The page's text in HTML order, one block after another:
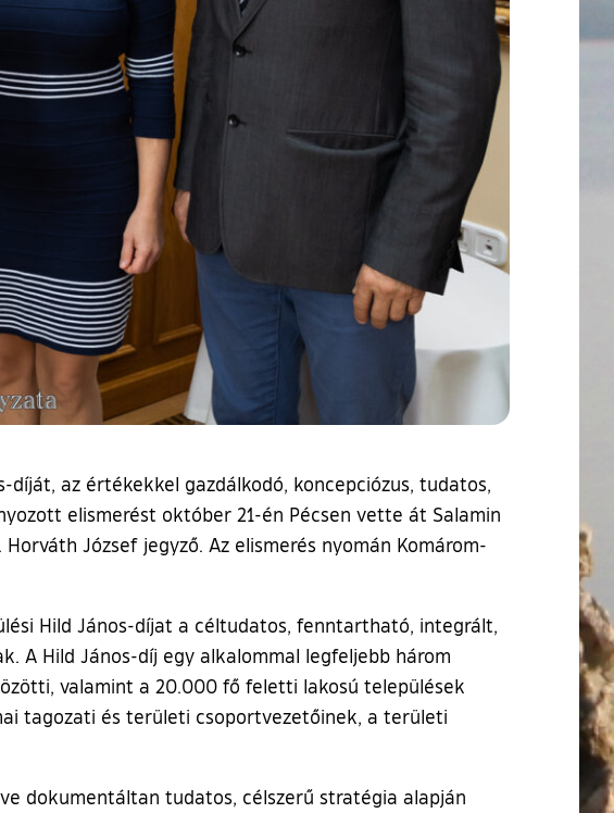
díját, az értékekkel gazdálkodó, koncepciózus, tudatos,
elismerést október 21-én Pécsen vette át Salamin
József jegyző. Az elismerés nyomán Komárom-
Hild János-díjat a céltudatos, fenntartható, integrált,
A Hild János-díj egy alkalommal legfeljebb három
valamint a 20.000 fő feletti lakosú települések
tagozati és területi csoportvezetőinek, a területi
dokumentáltan tudatos, célszerű stratégia alapján